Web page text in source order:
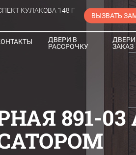
КУЛАКОВА 148 Г
ВЫЗВАТЬ
ДВЕРИ В
РАССРОЧКУ
ЗАКАЗ
891-03